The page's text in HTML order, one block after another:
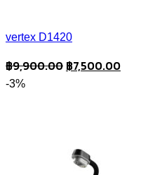
vertex D1420
฿9,900.00 Original
฿7,500.00Current
-3%